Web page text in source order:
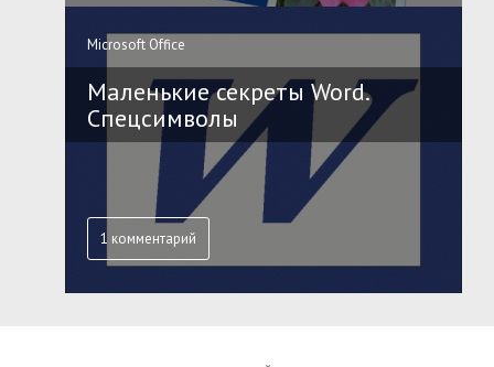
Microsoft Office
Маленькие секреты Word.
Спецсимволы
1 комментарий